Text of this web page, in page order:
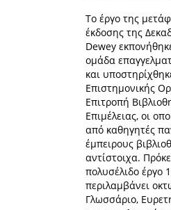
Το έργο της
έκδοσης της
Dewey
ομάδα
και
Επιστημονικής
Επιτροπή
Επιμέλειας, οι
από καθηγητές
έμπειρους
αντίστοιχα.
πολυσέλιδο έργο
περιλαμβάνει
Γλωσσάριο,